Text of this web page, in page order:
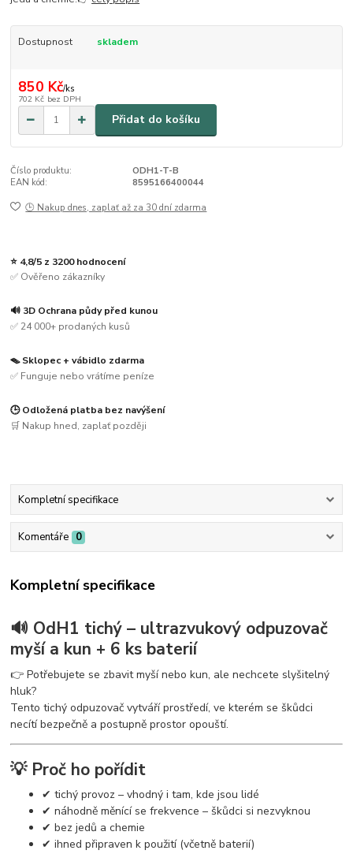
Dostupnost skladem
850 Kč/ks
702 Kč bez DPH
Přidat do košíku
Číslo produktu:
ODH1-T-B
EAN kód:
8595166400044
🕒 Nakup dnes, zaplať až za 30 dní zdarma
⭐ 4,8/5 z 3200 hodnocení
✅ Ověřeno zákazníky
🔊 3D Ochrana půdy před kunou
✅ 24 000+ prodaných kusů
🪤 Sklopec + vábidlo zdarma
✅ Funguje nebo vrátíme peníze
🕒 Odložená platba bez navýšení
🛒 Nakup hned, zaplať později
Kompletní specifikace
Komentáře 0
Kompletní specifikace
🔊 OdH1 tichý – ultrazvukový odpuzovač
myší a kun + 6 ks baterií
👉 Potřebujete se zbavit myší nebo kun, ale nechcete slyšitelný
hluk?
Tento tichý odpuzovač vytváří prostředí, ve kterém se škůdci
necítí bezpečně a postupně prostor opouští.
💡 Proč ho pořídit
✔ tichý provoz – vhodný i tam, kde jsou lidé
✔ náhodně měnící se frekvence – škůdci si nezvyknou
✔ bez jedů a chemie
✔ ihned připraven k použití (včetně baterií)